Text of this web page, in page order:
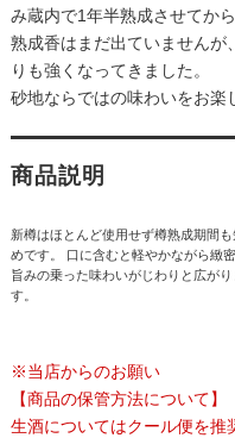
み蔵内で1年半熟成させてか
熟成香はまだ出ていませんが
りも強くなってきました。
砂地ならではの味わいをお楽
商品説明
新樽はほとんど使用せず樽熟成期間も
めです。 口に含むと軽やかながら緻
旨みの乗った味わいがじわりと広がり
す。
※当店からのお願い
【商品の保管方法について】
生酒についてはクール便を推